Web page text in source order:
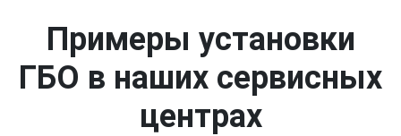
Примеры установки
ГБО в наших сервисных
центрах